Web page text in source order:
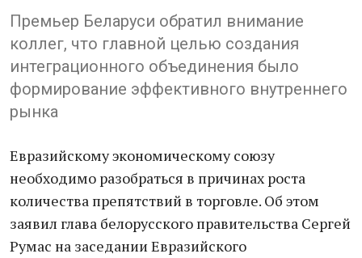
Премьер Беларуси обратил внимание
коллег, что главной целью создания
интеграционного объединения было
формирование эффективного внутреннего
рынка
Евразийскому экономическому союзу
необходимо разобраться в причинах роста
количества препятствий в торговле. Об этом
заявил глава белорусского правительства Сергей
Румас на заседании Евразийского